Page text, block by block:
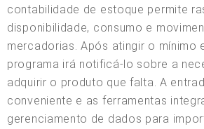
contabilidade de estoque permite
disponibilidade, consumo e
mercadorias. Após atingir o mínimo
programa irá notificá-lo sobre a
adquirir o produto que falta. A
conveniente e as ferramentas
gerenciamento de dados para